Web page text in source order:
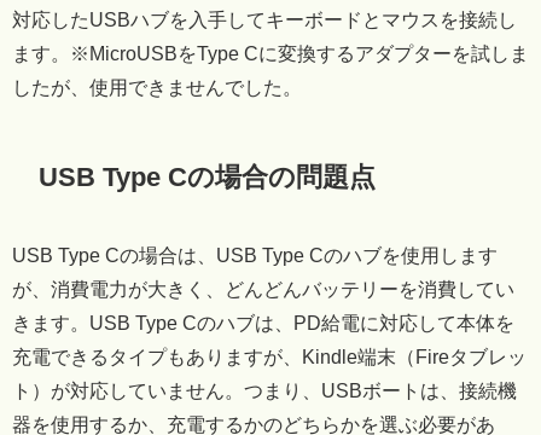
対応したUSBハブを入手してキーボードとマウスを接続し
ます。※MicroUSBをType Cに変換するアダプターを試しま
したが、使用できませんでした。
USB Type Cの場合の問題点
USB Type Cの場合は、USB Type Cのハブを使用します
が、消費電力が大きく、どんどんバッテリーを消費してい
きます。USB Type Cのハブは、PD給電に対応して本体を
充電できるタイプもありますが、Kindle端末（Fireタブレッ
ト）が対応していません。つまり、USBボートは、接続機
器を使用するか、充電するかのどちらかを選ぶ必要があ